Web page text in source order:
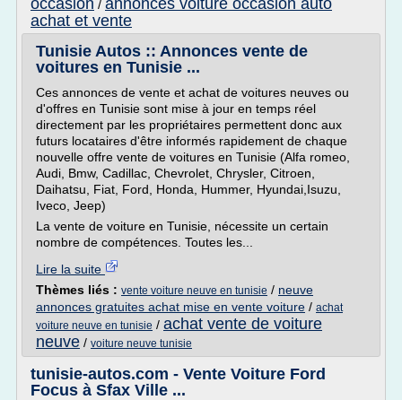
occasion / annonces voiture occasion auto
achat et vente
Tunisie Autos :: Annonces vente de
voitures en Tunisie ...
Ces annonces de vente et achat de voitures neuves ou
d'offres en Tunisie sont mise à jour en temps réel
directement par les propriétaires permettent donc aux
futurs locataires d'être informés rapidement de chaque
nouvelle offre vente de voitures en Tunisie (Alfa romeo,
Audi, Bmw, Cadillac, Chevrolet, Chrysler, Citroen,
Daihatsu, Fiat, Ford, Honda, Hummer, Hyundai,Isuzu,
Iveco, Jeep)
La vente de voiture en Tunisie, nécessite un certain
nombre de compétences. Toutes les...
Lire la suite
Thèmes liés : vente voiture neuve en tunisie / neuve
annonces gratuites achat mise en vente voiture / achat
voiture neuve en tunisie / achat vente de voiture
neuve / voiture neuve tunisie
tunisie-autos.com - Vente Voiture Ford
Focus à Sfax Ville ...